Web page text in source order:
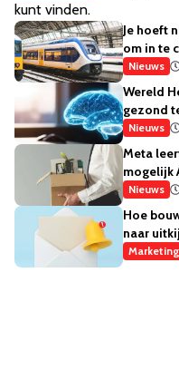
kunt vinden.
Je hoeft
om in te
Nieuws
Wereld
gezond
Nieuws
Meta
mogelijk
Nieuws
Hoe
naar
Marketing